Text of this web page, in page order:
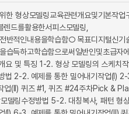
형상모델링교육관련개요및기본작업
드를활용한서피스모델링,
반적인내용을학습함○ 목표디지털신기
득하고학습함으로써일반인및초급
및 특징 1-2. 형상 모델링의 스케
2-2. 예제를 통한 밀어내기작업(I)
업(II) 퀴즈 #1, 퀴즈 #24주차Pick
링수정방법 5-2. 대칭복사, 패턴 형